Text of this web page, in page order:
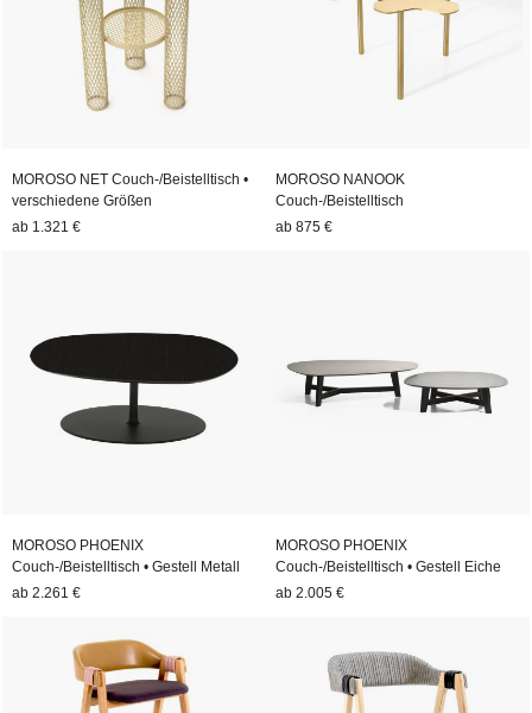
MOROSO NET Couch-/Beistelltisch •
verschiedene Größen
ab 1.321 €
MOROSO NANOOK
Couch-/Beistelltisch
ab 875 €
MOROSO PHOENIX
Couch-/Beistelltisch • Gestell Metall
ab 2.261 €
MOROSO PHOENIX
Couch-/Beistelltisch • Gestell Eiche
ab 2.005 €